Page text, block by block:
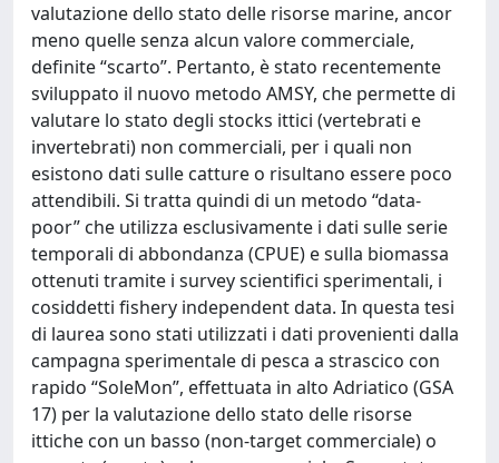
valutazione dello stato delle risorse marine, ancor
meno quelle senza alcun valore commerciale,
definite “scarto”. Pertanto, è stato recentemente
sviluppato il nuovo metodo AMSY, che permette di
valutare lo stato degli stocks ittici (vertebrati e
invertebrati) non commerciali, per i quali non
esistono dati sulle catture o risultano essere poco
attendibili. Si tratta quindi di un metodo “data-
poor” che utilizza esclusivamente i dati sulle serie
temporali di abbondanza (CPUE) e sulla biomassa
ottenuti tramite i survey scientifici sperimentali, i
cosiddetti fishery independent data. In questa tesi
di laurea sono stati utilizzati i dati provenienti dalla
campagna sperimentale di pesca a strascico con
rapido “SoleMon”, effettuata in alto Adriatico (GSA
17) per la valutazione dello stato delle risorse
ittiche con un basso (non-target commerciale) o